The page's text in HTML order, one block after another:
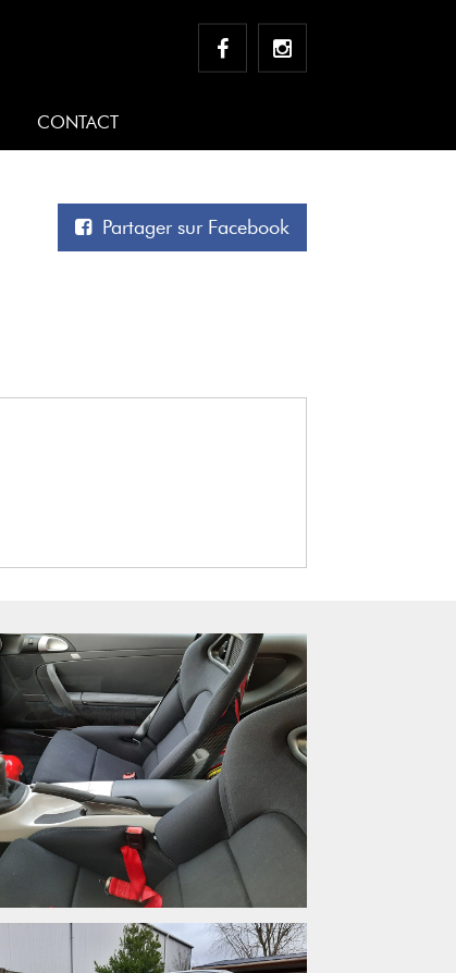
CONTACT
Partager sur Facebook